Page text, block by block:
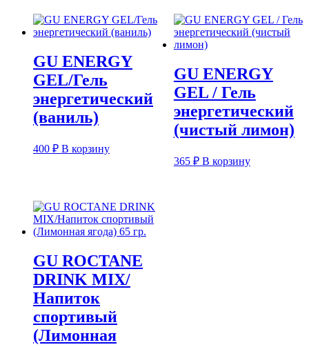
GU ENERGY
GEL/Гель
энергетический
(ваниль)
400 ₽ В корзину
GU ENERGY
GEL / Гель
энергетический
(чистый лимон)
365 ₽ В корзину
GU ROCTANE
DRINK MIX/
Напиток
спортивый
(Лимонная